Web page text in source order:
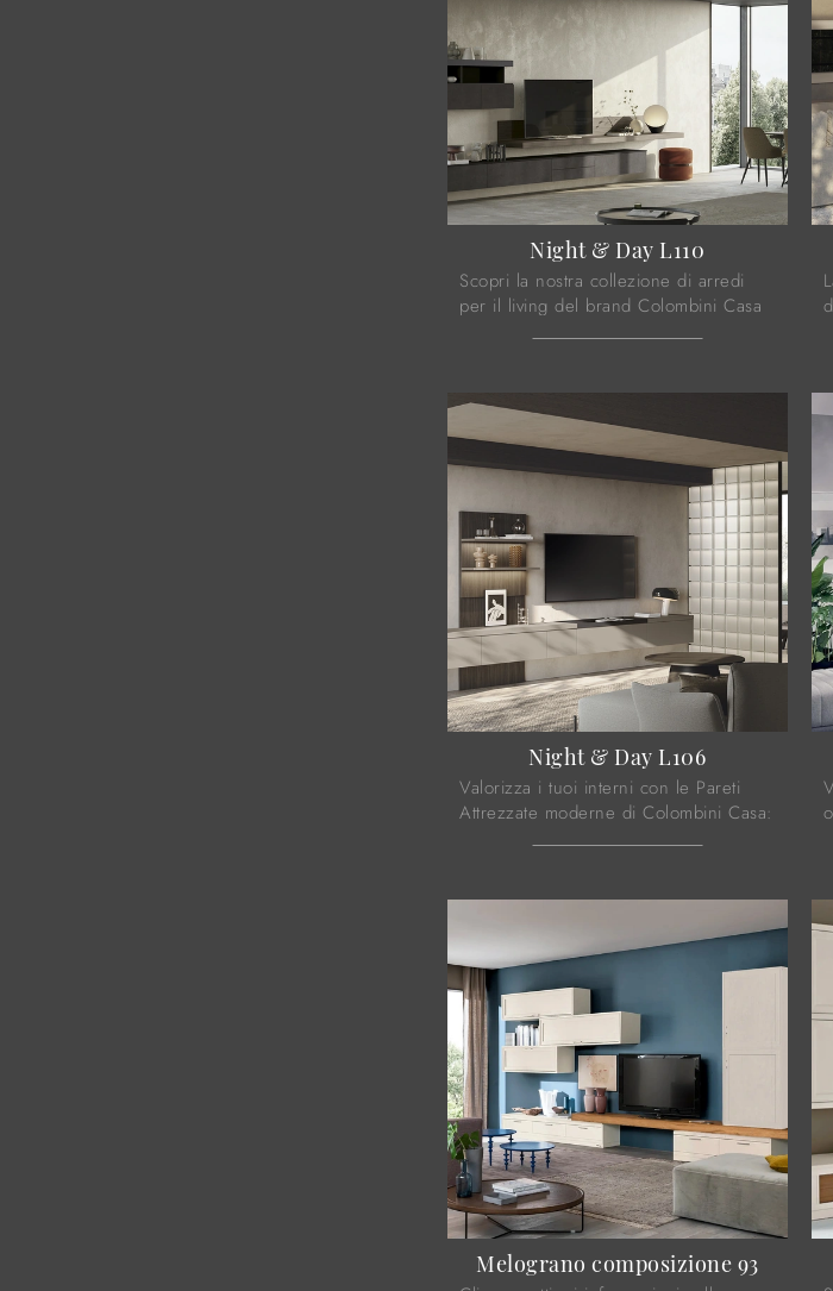
Night & Day L110
Scopri la nostra collezione di arredi
per il living del brand Colombini Casa
Night & Day L106
Valorizza i tuoi interni con le Pareti
Attrezzate moderne di Colombini Casa:
Melograno composizione 93